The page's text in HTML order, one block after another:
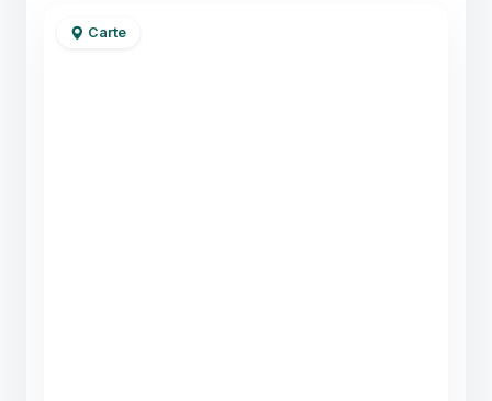
Carte